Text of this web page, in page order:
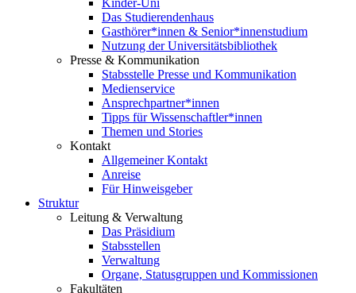
Kinder-Uni
Das Studierendenhaus
Gasthörer*innen & Senior*innenstudium
Nutzung der Universitätsbibliothek
Presse & Kommunikation
Stabsstelle Presse und Kommunikation
Medienservice
Ansprechpartner*innen
Tipps für Wissenschaftler*innen
Themen und Stories
Kontakt
Allgemeiner Kontakt
Anreise
Für Hinweisgeber
Struktur
Leitung & Verwaltung
Das Präsidium
Stabsstellen
Verwaltung
Organe, Statusgruppen und Kommissionen
Fakultäten